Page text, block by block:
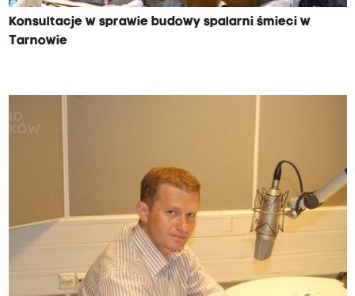
Konsultacje w sprawie budowy spalarni śmieci w
Tarnowie